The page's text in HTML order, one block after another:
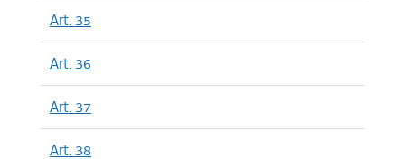
Art. 35
Art. 36
Art. 37
Art. 38